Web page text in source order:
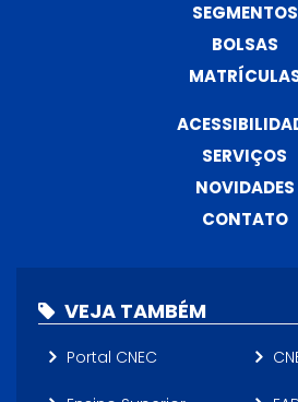
SEGMENTOS
BOLSAS
SERVIÇOS
NOVIDADES
CONTATO
VEJA TAMBÉM
Portal CNEC